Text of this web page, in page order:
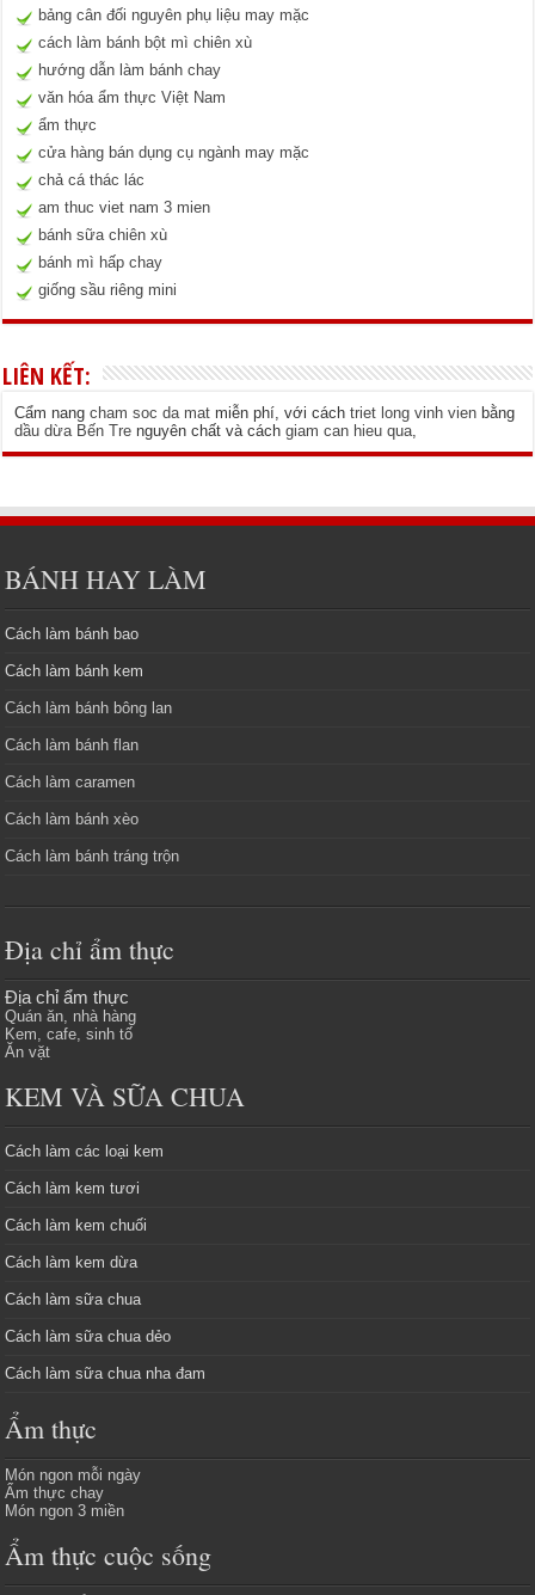
bảng cân đối nguyên phụ liệu may mặc
cách làm bánh bột mì chiên xù
hướng dẫn làm bánh chay
văn hóa ẩm thực Việt Nam
ẩm thực
cửa hàng bán dụng cụ ngành may mặc
chả cá thác lác
am thuc viet nam 3 mien
bánh sữa chiên xù
bánh mì hấp chay
giống sầu riêng mini
LIÊN KẾT:
Cẩm nangcham soc da mat miễn phí, với cáchtriet long vinh vien bằng
dầu dừa Bến Tre nguyên chất và cáchgiam can hieu qua
BÁNH HAY LÀM
Cách làm bánh bao
Cách làm bánh kem
Cách làm bánh bông lan
Cách làm bánh flan
Cách làm caramen
Cách làm bánh xèo
Cách làm bánh tráng trộn
Địa chỉ ẩm thực
Địa chỉ ẩm thực
Quán ăn, nhà hàng
Kem, cafe, sinh tố
Ăn vặt
KEM VÀ SỮA CHUA
Cách làm các loại kem
Cách làm kem tươi
Cách làm kem chuối
Cách làm kem dừa
Cách làm sữa chua
Cách làm sữa chua dẻo
Cách làm sữa chua nha đam
Ẩm thực
Món ngon mỗi ngày
Ẩm thực chay
Món ngon 3 miền
Ẩm thực cuộc sống